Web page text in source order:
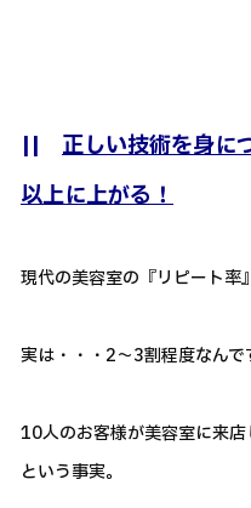
|| 正しい技術を身に
以上に上がる！
現代の美容室の『リピート率
実は・・・2～3割程度なんで
10人のお客様が美容室に来
という事実。